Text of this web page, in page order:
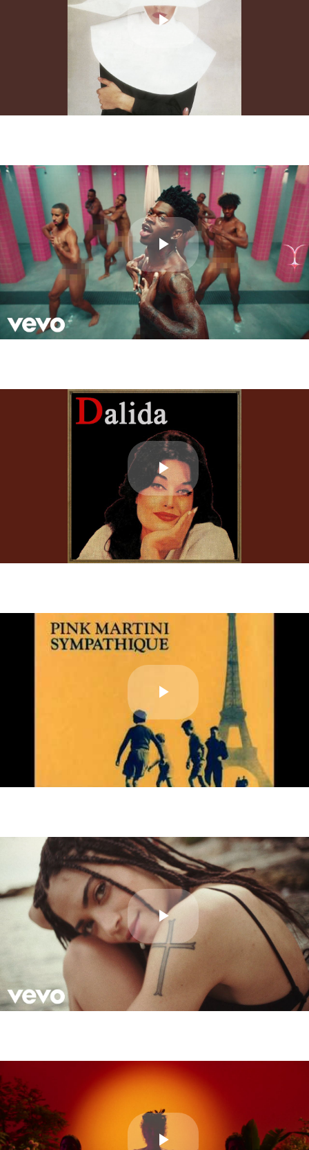
Play
Video
Play
Video
Play
Video
Play
Video
Play
Video